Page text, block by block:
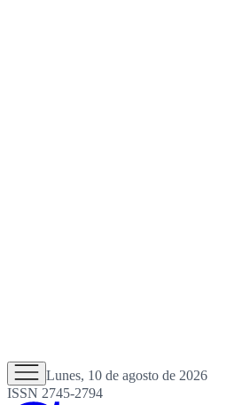
Lunes, 10 de agosto de 2026
ISSN 2745-2794